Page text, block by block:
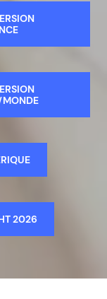
MONDE
2026